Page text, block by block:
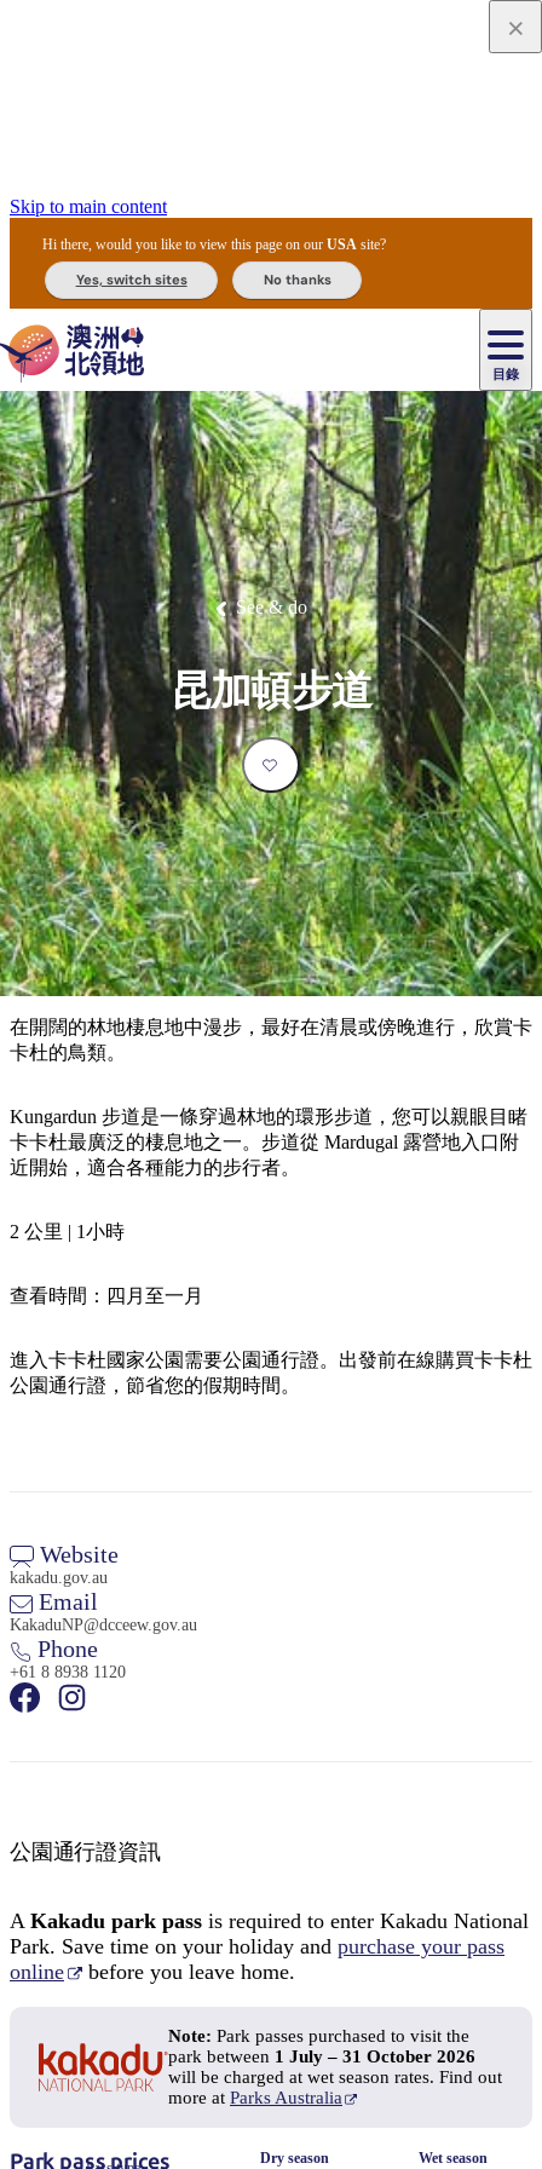
Skip to main content
Hi there, would you like to view this page on ourUSA site?
Yes, switch sites No thanks
目錄
目
必
訪
景
點
最
受
歡
迎
目
的
地
內
陸
和
戶
外
按
地
達
爾
文
愛
麗
斯
泉
烏
魯
魯
卡
卡
杜
國
家
公
園
李
治
菲
特
國
家
公
園
瓦
塔
卡
國
家
公
園
提
維
群
島
東
阿
納
姆
地
馬
塔
蘭
卡
溫
泉
池
尼
特
米
魯
克
國
家
公
園
卡
魯
卡
魯
/
魔
鬼
大
理
石
保
護
區
馬
古
克
瀑
布
茨
奧
里
查
/
西
麥
克
唐
納
國
家
公
園
必
玩
活
動
體
驗
旅
客
類
型
推
薦
榜
單
住
民
文
化
體
驗
美
食
攻
略
節
慶
與
活
動
戶
外
和
探
險
自
然
和
野
生
動
植
物
歷
史
與
文
物
釣
魚
豪
華
旅
游
露
營
和
豪
華
野
營
自
駕
遊
劃
您
的
旅
行
規
劃
和
預
訂
實
用
資
訊
劃
工
具
住
宿
導
覽
團
租
車
和
交
通
工
具
Sign
See & do
昆加頓步道
在開闊的林地棲息地中漫步，最好在清晨或傍晚進行，欣賞卡
卡杜的鳥類。
Kungardun 步道是一條穿過林地的環形步道，您可以親眼目睹
卡卡杜最廣泛的棲息地之一。步道從 Mardugal 露營地入口附
近開始，適合各種能力的步行者。
2 公里 | 1小時
查看時間：四月至一月
進入卡卡杜國家公園需要公園通行證。出發前在線購買卡卡杜
公園通行證，節省您的假期時間。
Website
kakadu.gov.au
Email
KakaduNP@dcceew.gov.au
Phone
+61 8 8938 1120
公園通行證資訊
A Kakadu park pass is required to enter Kakadu National
Park. Save time on your holiday and purchase your pass
online
before you leave home.
Note: Park passes purchased to visit the
park between 1 July – 31 October 2026
will be charged at wet season rates. Find out
more at Parks Australia
Park pass prices Dry season Wet season